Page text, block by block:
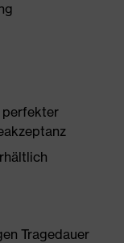
perfekter
Tragedauer